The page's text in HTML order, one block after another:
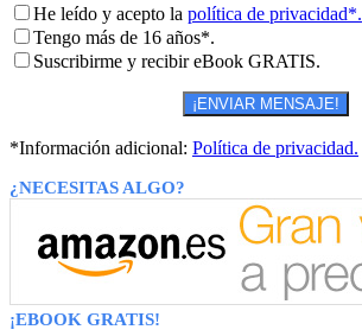
He leído y acepto la política de privacidad*.
Tengo más de 16 años*.
Suscribirme y recibir eBook GRATIS.
*Información adicional: Política de privacidad.
¿NECESITAS ALGO?
¡EBOOK GRATIS!